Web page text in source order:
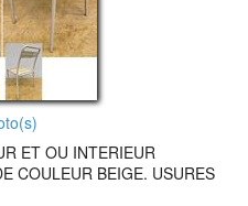
ET OU INTERIEUR
COULEUR BEIGE. USURES